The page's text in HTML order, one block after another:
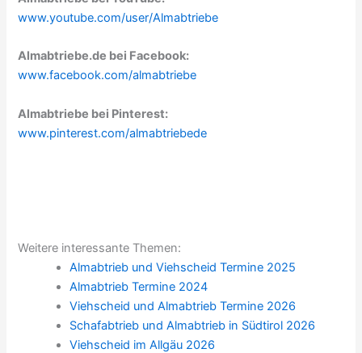
www.youtube.com/user/Almabtriebe
Almabtriebe.de bei Facebook:
www.facebook.com/almabtriebe
Almabtriebe bei Pinterest:
www.pinterest.com/almabtriebede
Weitere interessante Themen:
Almabtrieb und Viehscheid Termine 2025
Almabtrieb Termine 2024
Viehscheid und Almabtrieb Termine 2026
Schafabtrieb und Almabtrieb in Südtirol 2026
Viehscheid im Allgäu 2026